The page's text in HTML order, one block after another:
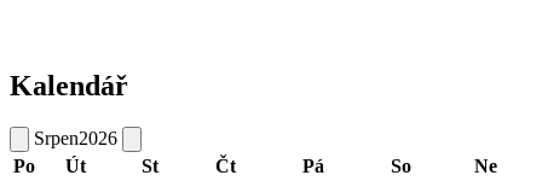
Kalendář
Srpen2026
Po
Út St Čt Pá So Ne